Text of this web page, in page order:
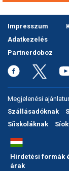
Impresszum
Adatkezelés
Partnerdoboz
Megjelenési
Szállásadóknak
Síiskoláknak
Hirdetési formák
árak